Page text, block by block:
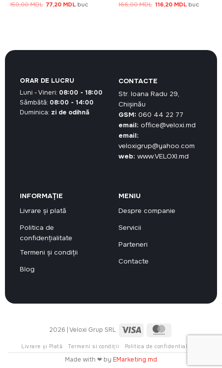
150,00MDL Prețul
inițial
77,20 MDLPrețul
buc
166,00MDL Prețul
inițial
116,20 MDLPrețul
buc
CONTACTE
Str. Ioana Radu 29,
Chișinău
GSM: 060 44 22 77
email: office@veloxi.md
email:
veloxigrup@yahoo.com
web: www.VELOXI.md
INFORMAȚIE
Livrare și plată
Politica de
confidențialitate
Termeni și condiții
Blog
MENIU
Despre companie
Servicii
Parteneri
Contacte
ORAR DE LUCRU
Luni - Vineri: 08:00 - 18:00
Sâmbătă: 08:00 - 14:00
Duminica: zi de odihnă
2026 | Veloxi Grup SRL Visa
Livrare și Plată Termeni si condiții Politica de confidentialitate
Made with ❤ by EMarketing.md